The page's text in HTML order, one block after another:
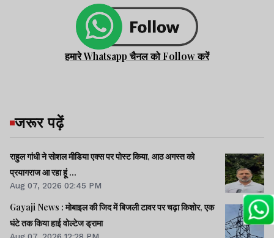
हमारे Whatsapp चैनल को Follow करें
जरूर पढ़ें
राहुल गांधी ने सोशल मीडिया एक्स पर पोस्ट किया, आठ अगस्त को
प्रयागराज आ रहा हूं ...
Aug 07, 2026 02:45 PM
Gayaji News : मोबाइल की जिद में बिजली टावर पर चढ़ा किशोर, एक
घंटे तक किया हाई वोल्टेज ड्रामा